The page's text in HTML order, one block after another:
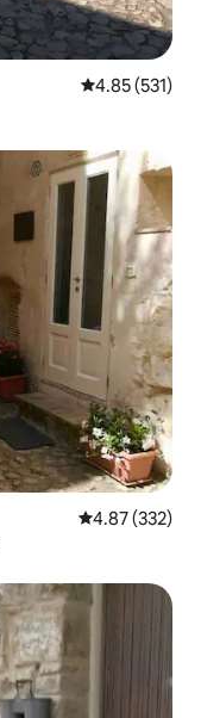
レビュー531
4.85 (531)
レビュー332
4.87 (332)